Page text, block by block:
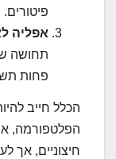
פיטורים.
אפליה
תחושה
פחות
הכלל חייב
הפלטפורמה,
חיצוניים, אך